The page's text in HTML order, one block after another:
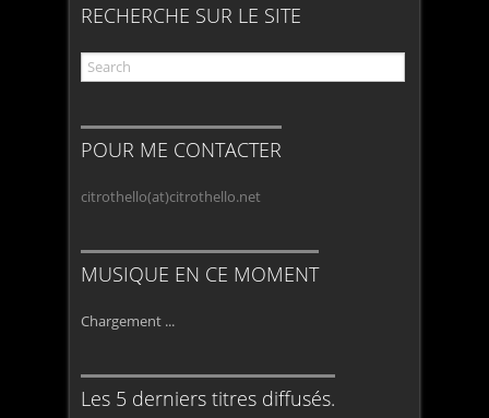
RECHERCHE SUR LE SITE
POUR ME CONTACTER
citrothello(at)citrothello.net
MUSIQUE EN CE MOMENT
Chargement ...
Les 5 derniers titres diffusés.